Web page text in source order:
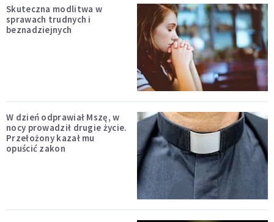
Skuteczna modlitwa w
sprawach trudnych i
beznadziejnych
W dzień odprawiał Mszę, w
nocy prowadził drugie życie.
Przełożony kazał mu
opuścić zakon